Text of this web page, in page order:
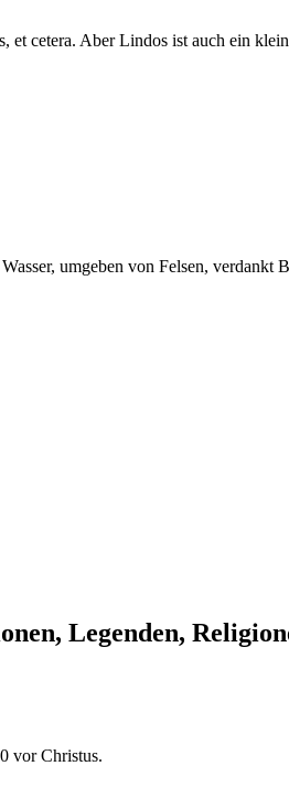
et cetera. Aber Lindos ist auch ein
umgeben von Felsen,
Legenden,
vor Christus.